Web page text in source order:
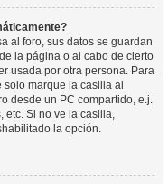
al foro, sus datos se guardan
la página o al cabo de cierto
usada por otra persona. Para
marque la casilla al
desde un PC compartido, e.j.
etc. Si no ve la casilla,
la opción.